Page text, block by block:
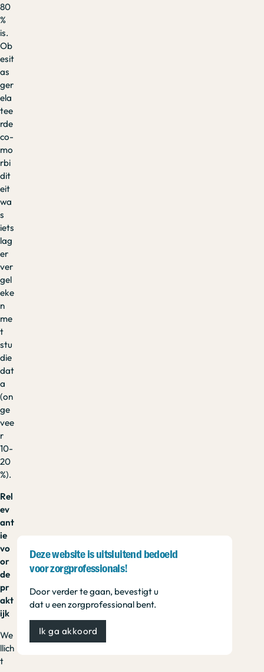
80
%
is.
Ob
esit
as
ger
ela
tee
rde
co-
mo
rbi
dit
eit
wa
s
iets
lag
er
ver
gel
eke
n
me
t
stu
die
dat
a
(on
ge
vee
r
10-
20
%).
Rel
ev
ant
ie
vo
or
de
pr
akt
ijk
We
llich
t
Deze website is uitsluitend bedoeld
voor zorgprofessionals!
Door verder te gaan, bevestigt u
dat u een zorgprofessional bent.
Ik ga akkoord